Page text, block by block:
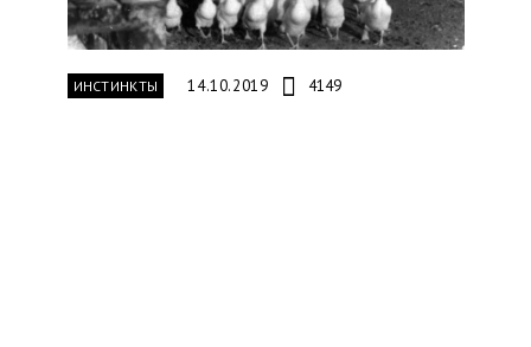
ИНСТИНКТЫ 14.10.2019 4149